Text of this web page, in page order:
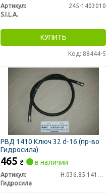
Артикул:
245-1403010
S.I.L.A.
КУПИТЬ
Код: 88444-5
РВД 1410 Ключ 32 d-16 (пр-во
Гидросила)
465 ₴ в наличии
Артикул:
Н.036.85.1410 1SN
Гидросила